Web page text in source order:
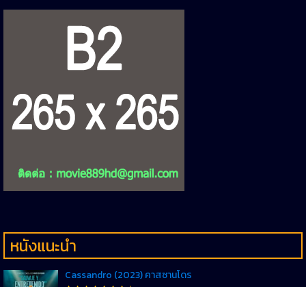
หนังแนะนำ
Cassandro (2023) คาสซานโดร